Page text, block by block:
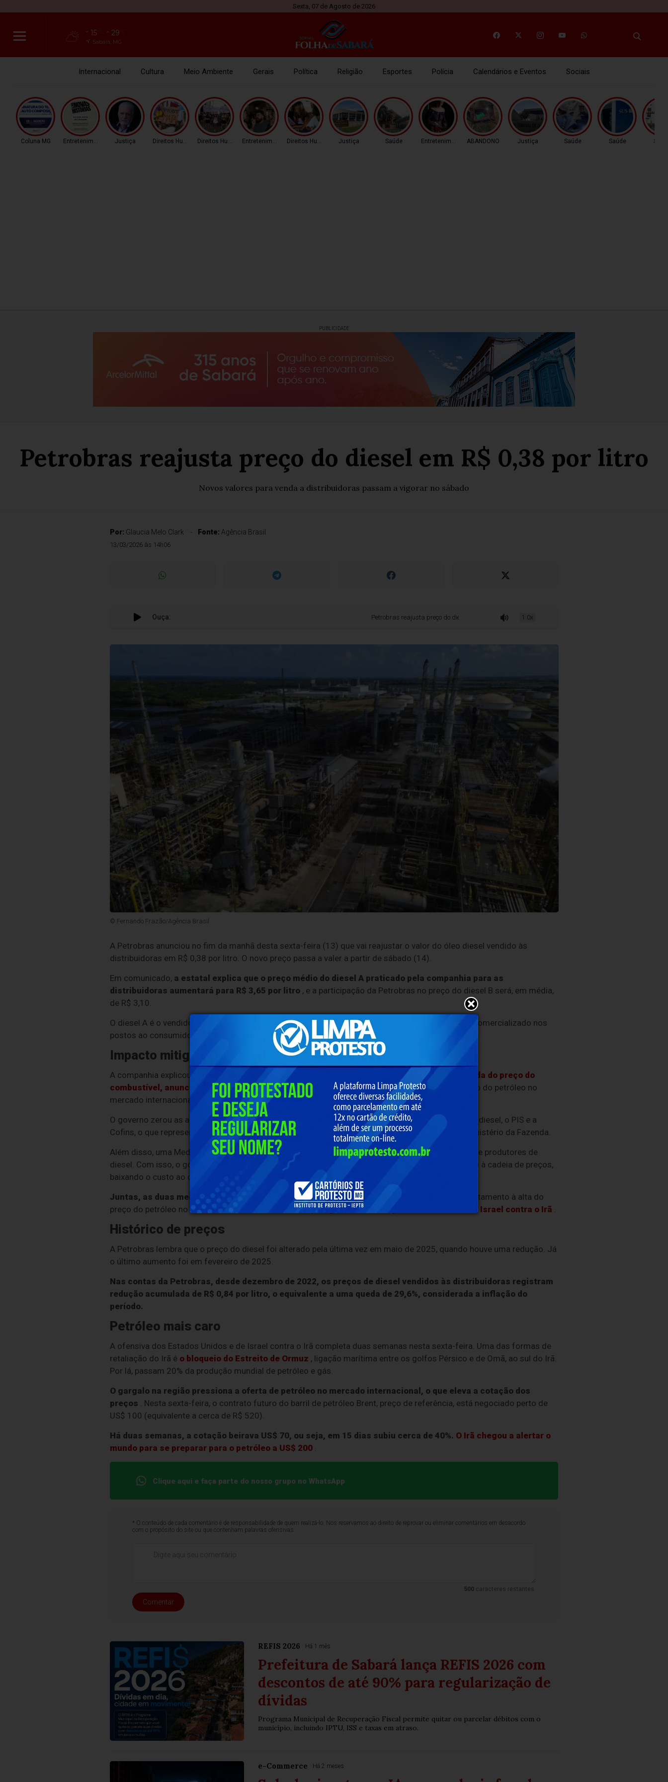
Sexta, 07 de Agosto de 2026
15 29
Sabará, MG
Internacional Cultura Meio Ambiente Gerais Política Religião Esportes Polícia Calendários e Eventos Sociais
Coluna MG Entretenimento Justiça Direitos HumanosDireitos HumanosEntretenimento Direitos Humanos Justiça Saúde Entretenimento ABANDONO Justiça Saúde Saúde
PUBLICIDADE
Petrobras reajusta preço do diesel em R$ 0,38 por litro
Novos valores para venda a distribuidoras passam a vigorar no sábado
Por: Glaucia Melo Clark Fonte: Agência Brasil
13/03/2026 às 14h06
Ouça: Petrobras reajusta preço do diesel em R$ 0,38 por litro 1.0x
© Fernando Frazão/Agência Brasil
A Petrobras anunciou no fim da manhã desta sexta-feira (13) que vai reajustar o valor do óleo diesel vendido às
distribuidoras em R$ 0,38 por litro. O novo preço passa a valer a partir de sábado (14).
Em comunicado, a estatal explica que o preço médio do diesel A praticado pela companhia para as
distribuidoras aumentará para R$ 3,65 por litro, e a participação da Petrobras no preço do diesel B será, em média,
de R$ 3,10.
O diesel A é o vendido nas refinarias, antes de ser misturado a biocombustíveis. Já o diesel B é o comercializado nos
postos ao consumidor final, depois de as distribuidoras efetuarem a mistura obrigatória.
Impacto mitigado
A companhia explicou que o reajuste do diesel foi mitigado pelas
medidas para conter a escalada do preço do
combustível, anunciadas na quinta-feira (12) pelo governo federal.Mesmo assim, o aumento do petróleo no
mercado internacional em meio à guerra no Oriente Médio exerce pressão sobre o preço.
O governo zerou as alíquotas dos dois tributos federais sobre a importação e comercialização do diesel, o PIS e a
Cofins, o que representa corte de R$ 0,32 no preço do litro do óleo diesel, segundo cálculos do Ministério da Fazenda.
Além disso, uma Medida Provisória publicada autoriza a subvenção econômica para importadores e produtores de
diesel. Com isso, o governo pode pagar R$ 0,32 por litro, desde que esse desconto seja repassado à cadeia de preços,
baixando o custo ao consumidor final.
Juntas, as duas medidas representam alívio de R$ 0,64 por litro.
As iniciativas são um enfrentamento à alta do
preço do petróleo no mercado internacional, causada pelaguerra iniciada por Estados Unidos e Israel contra o Irã .
Histórico de preços
A Petrobras lembra que o preço do diesel foi alterado pela última vez em maio de 2025, quando houve uma redução. Já
o último aumento foi em fevereiro de 2025.
Nas contas da Petrobras, desde dezembro de 2022, os preços de diesel vendidos às distribuidoras registram
redução acumulada de R$ 0,84 por litro, o equivalente a uma queda de 29,6%, considerada a inflação do
período.
Petróleo mais caro
A ofensiva dos Estados Unidos e de Israel contra o Irã completa duas semanas nesta sexta-feira. Uma das formas de
retaliação do Irã é o bloqueio do Estreito de Ormuz , ligação marítima entre os golfos Pérsico e de Omã, ao sul do Irã.
Por lá, passam 20% da produção mundial de petróleo e gás.
O gargalo na região pressiona a oferta de petróleo no mercado internacional, o que eleva a cotação dos
preços . Nesta sexta-feira, o contrato futuro do barril de petróleo Brent, preço de referência, está negociado perto de
US$ 100 (equivalente a cerca de R$ 520).
Há duas semanas, a cotação beirava US$ 70, ou seja, em 15 dias subiu cerca de 40%. O Irã chegou a alertar o
mundo para se preparar para o petróleo a US$ 200.
Clique aqui e faça parte do nosso grupo no WhatsApp
* O conteúdo de cada comentário é de responsabilidade de quem realizá-lo. Nos reservamos ao direito de reprovar ou eliminar comentários em desacordo
com o propósito do site ou que contenham palavras ofensivas.
500 caracteres restantes.
Comentar
REFIS 2026 Há 1 mês
Prefeitura de Sabará lança REFIS 2026 com
descontos de até 90% para regularização de
dívidas
Programa Municipal de Recuperação Fiscal permite quitar ou parcelar débitos com o
município, incluindo IPTU, ISS e taxas em atraso.
e-Commerce Há 2 meses